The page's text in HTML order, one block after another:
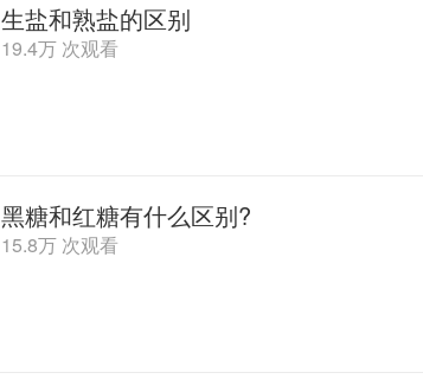
生盐和熟盐的区别
19.4万 次观看
黑糖和红糖有什么区别?
15.8万 次观看